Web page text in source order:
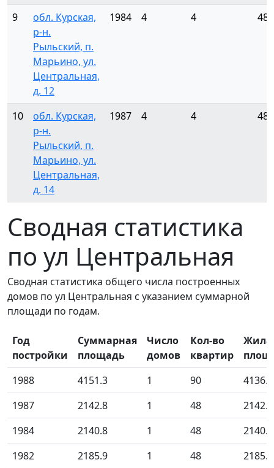
9
обл. Курская,
р-н.
Рыльский, п.
Марьино, ул.
Центральная,
д. 12
1984 4 4 48
10
обл. Курская,
р-н.
Рыльский, п.
Марьино, ул.
Центральная,
д. 14
1987 4 4 48
Сводная статистика
по ул Центральная
Сводная статистика общего числа построенных
домов по ул Центральная с указанием суммарной
площади по годам.
Год
постройки
Суммарная
площадь
Число
домов
Кол-во
квартир
1988
4151.3 1 90
1987
2142.8 1 48
1984
2140.8 1 48
1982
2185.9 1 48